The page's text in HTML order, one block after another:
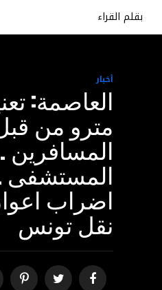
بقلم القراء
أخبار
العاصمة:
مترو من
المسافرين
المستشفى
اضراب
نقل تونس